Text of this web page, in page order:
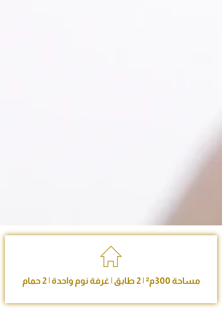
مساحة 300م² | 2 طابق | غرفة نوم واحدة | 2 حمام